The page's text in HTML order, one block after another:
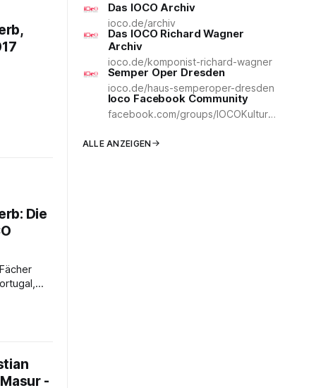
Mit
Die
für
-
Das IOCO Archiv
ioco.de/archiv
Das IOCO Richard Wagner
Archiv
ioco.de/komponist-richard-wagner
Semper Oper Dresden
ioco.de/haus-semperoper-dresden
Ioco Facebook Community
facebook.com/groups/IOCOKulturCommunity
ALLE ANZEIGEN